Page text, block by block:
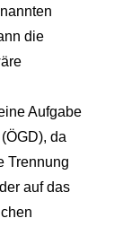
die
Aufgabe
da
Trennung
auf das